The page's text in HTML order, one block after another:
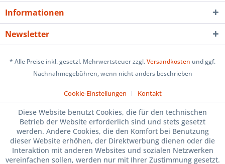
Informationen
Newsletter
* Alle Preise inkl. gesetzl. Mehrwertsteuer zzgl.Versandkosten und ggf.
Nachnahmegebühren, wenn nicht anders beschrieben
Cookie-Einstellungen Kontakt
Diese Website benutzt Cookies, die für den technischen
Betrieb der Website erforderlich sind und stets gesetzt
werden. Andere Cookies, die den Komfort bei Benutzung
dieser Website erhöhen, der Direktwerbung dienen oder die
Interaktion mit anderen Websites und sozialen Netzwerken
vereinfachen sollen, werden nur mit Ihrer Zustimmung gesetzt.